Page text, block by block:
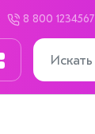
8 800 1234567